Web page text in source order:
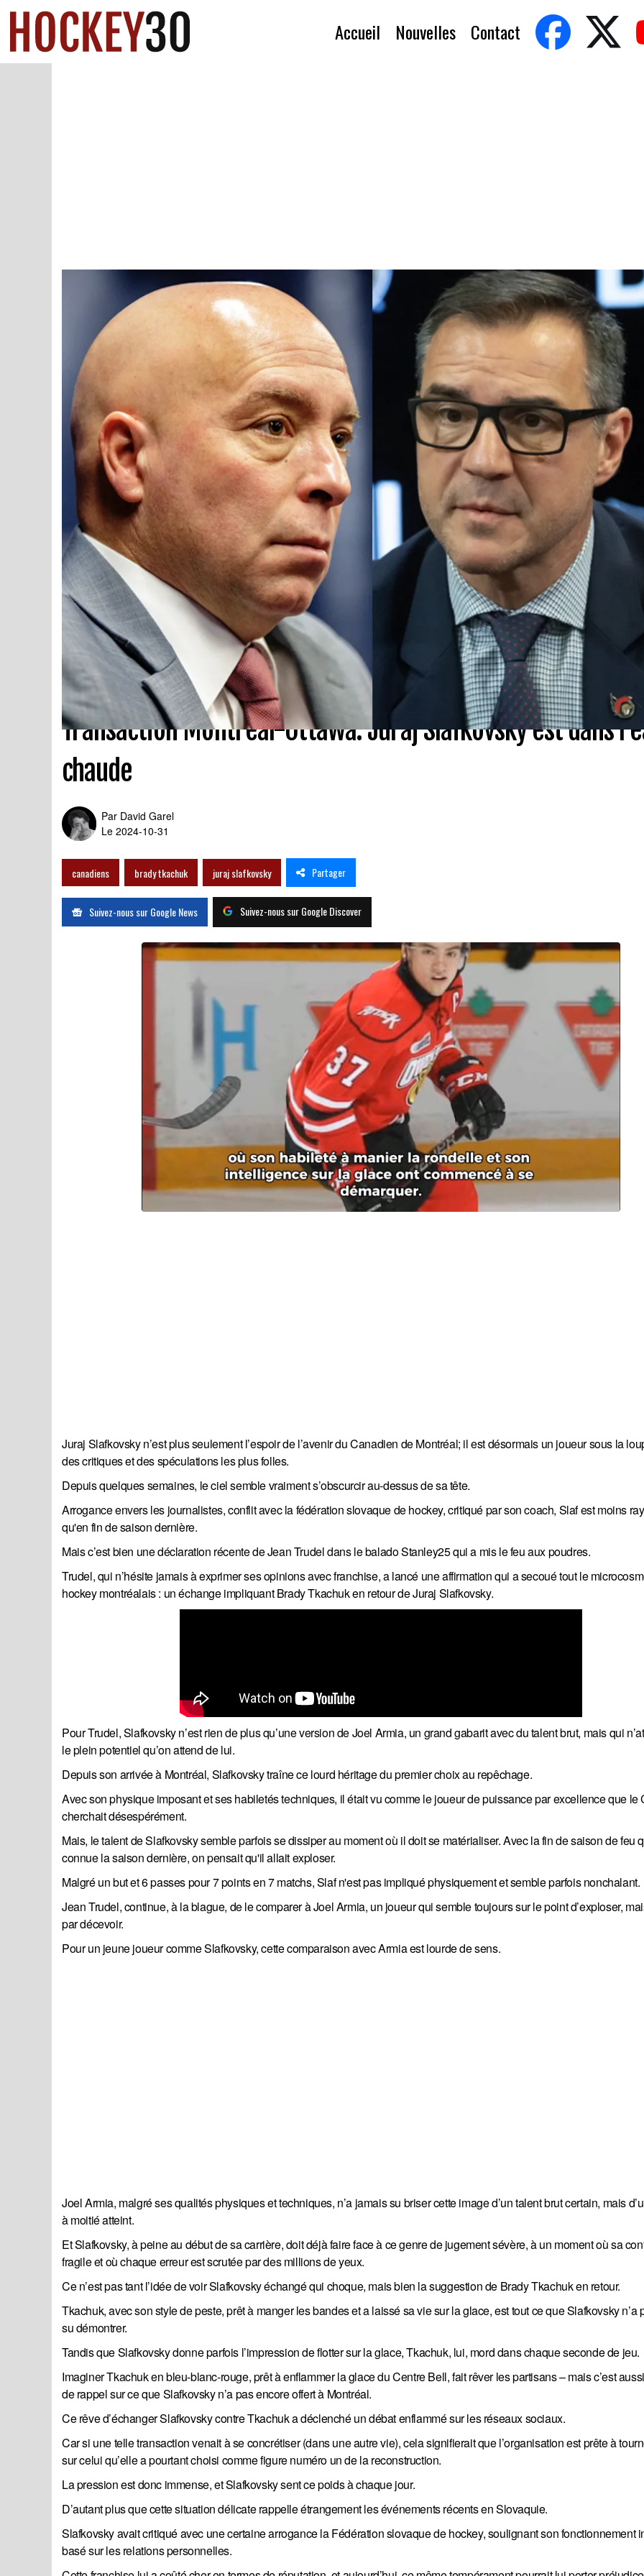
Accueil Nouvelles Contact
Transaction Montréal-Ottawa: Juraj Slafkovsky est dans
chaude
Par David Garel
Le 2024-10-31
canadiens brady tkachuk juraj slafkovsky Partager
Suivez-nous sur Google News Suivez-nous sur Google Discover
Juraj Slafkovsky n’est plus seulement l’espoir de l’avenir du Canadien de Montréal; il est désormais un joueur sous la
des critiques et des spéculations les plus folles.
Depuis quelques semaines, le ciel semble vraiment s’obscurcir au-dessus de sa tête.
Arrogance envers les journalistes, conflit avec la fédération slovaque de hockey, critiqué par son coach, Slaf est moins
qu'en fin de saison dernière.
Mais c’est bien une déclaration récente de Jean Trudel dans le balado Stanley25 qui a mis le feu aux poudres.
Trudel, qui n’hésite jamais à exprimer ses opinions avec franchise, a lancé une affirmation qui a secoué tout le
hockey montréalais : un échange impliquant Brady Tkachuk en retour de Juraj Slafkovsky.
Pour Trudel, Slafkovsky n’est rien de plus qu’une version de Joel Armia, un grand gabarit avec du talent brut, mais qui
le plein potentiel qu’on attend de lui.
Depuis son arrivée à Montréal, Slafkovsky traîne ce lourd héritage du premier choix au repêchage.
Avec son physique imposant et ses habiletés techniques, il était vu comme le joueur de puissance par excellence que le
cherchait désespérément.
Mais, le talent de Slafkovsky semble parfois se dissiper au moment où il doit se matérialiser. Avec la fin de saison de feu
connue la saison dernière, on pensait qu'il allait exploser.
Malgré un but et 6 passes pour 7 points en 7 matchs, Slaf n'est pas impliqué physiquement et semble parfois nonchalant.
Jean Trudel, continue, à la blague, de le comparer à Joel Armia, un joueur qui semble toujours sur le point d’exploser,
par décevoir.
Pour un jeune joueur comme Slafkovsky, cette comparaison avec Armia est lourde de sens.
Joel Armia, malgré ses qualités physiques et techniques, n’a jamais su briser cette image d’un talent brut certain, mais
à moitié atteint.
Et Slafkovsky, à peine au début de sa carrière, doit déjà faire face à ce genre de jugement sévère, à un moment où sa
fragile et où chaque erreur est scrutée par des millions de yeux.
Ce n’est pas tant l’idée de voir Slafkovsky échangé qui choque, mais bien la suggestion de Brady Tkachuk en retour.
Tkachuk, avec son style de peste, prêt à manger les bandes et a laissé sa vie sur la glace, est tout ce que Slafkovsky n’a
su démontrer.
Tandis que Slafkovsky donne parfois l’impression de flotter sur la glace, Tkachuk, lui, mord dans chaque seconde de jeu.
Imaginer Tkachuk en bleu-blanc-rouge, prêt à enflammer la glace du Centre Bell, fait rêver les partisans – mais c’est
de rappel sur ce que Slafkovsky n’a pas encore offert à Montréal.
Ce rêve d’échanger Slafkovsky contre Tkachuk a déclenché un débat enflammé sur les réseaux sociaux.
Car si une telle transaction venait à se concrétiser (dans une autre vie), cela signifierait que l’organisation est prête à
sur celui qu’elle a pourtant choisi comme figure numéro un de la reconstruction.
La pression est donc immense, et Slafkovsky sent ce poids à chaque jour.
D’autant plus que cette situation délicate rappelle étrangement les événements récents en Slovaquie.
Slafkovsky avait critiqué avec une certaine arrogance la Fédération slovaque de hockey, soulignant son fonctionnement
basé sur les relations personnelles.